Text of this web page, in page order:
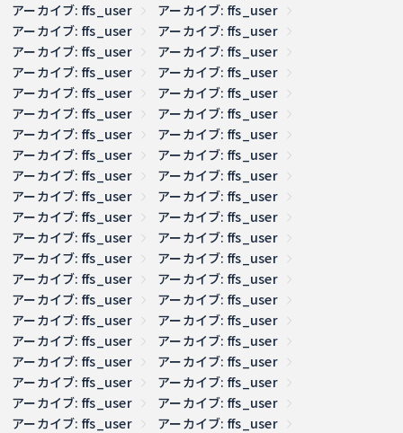
アーカイブ: ffs_user
アーカイブ: ffs_user
アーカイブ: ffs_user
アーカイブ: ffs_user
アーカイブ: ffs_user
アーカイブ: ffs_user
アーカイブ: ffs_user
アーカイブ: ffs_user
アーカイブ: ffs_user
アーカイブ: ffs_user
アーカイブ: ffs_user
アーカイブ: ffs_user
アーカイブ: ffs_user
アーカイブ: ffs_user
アーカイブ: ffs_user
アーカイブ: ffs_user
アーカイブ: ffs_user
アーカイブ: ffs_user
アーカイブ: ffs_user
アーカイブ: ffs_user
アーカイブ: ffs_user
アーカイブ: ffs_user
アーカイブ: ffs_user
アーカイブ: ffs_user
アーカイブ: ffs_user
アーカイブ: ffs_user
アーカイブ: ffs_user
アーカイブ: ffs_user
アーカイブ: ffs_user
アーカイブ: ffs_user
アーカイブ: ffs_user
アーカイブ: ffs_user
アーカイブ: ffs_user
アーカイブ: ffs_user
アーカイブ: ffs_user
アーカイブ: ffs_user
アーカイブ: ffs_user
アーカイブ: ffs_user
アーカイブ: ffs_user
アーカイブ: ffs_user
アーカイブ: ffs_user
アーカイブ: ffs_user